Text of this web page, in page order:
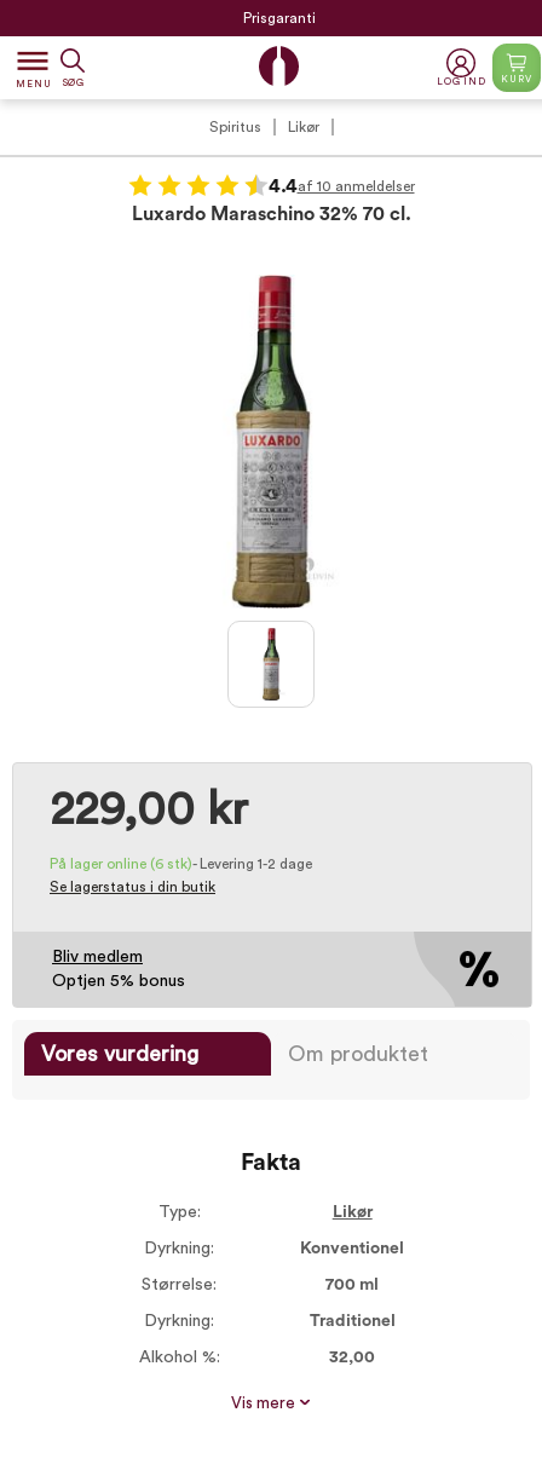
Prisgaranti
dehaze
MENU SØG LOG IND KURV
Spiritus Likør
4.4af 10 anmeldelser
Luxardo Maraschino 32% 70 cl.
229,00 kr
På lager online (6 stk)-
Levering 1-2 dage
Se lagerstatus i din butik
Bliv medlem
Optjen 5% bonus
Vores vurdering Om produktet
Fakta
Type: Likør
Dyrkning: Konventionel
Størrelse: 700 ml
Dyrkning: Traditionel
Alkohol %: 32,00
Vis mere